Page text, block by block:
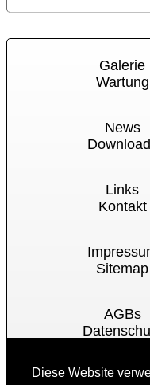
Diese Website
Galerie
Wartung
News
Links
Kontakt
Sitemap
AGBs